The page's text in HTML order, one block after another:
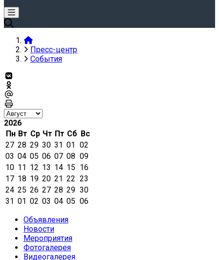
Пресс-центр
События
2026
Пн Вт Ср Чт Пт Сб Вс
27 28 29 30 31 01 02
03 04 05 06 07 08 09
10 11 12 13 14 15 16
17 18 19 20 21 22 23
24 25 26 27 28 29 30
31 01 02 03 04 05 06
Объявления
Новости
Мероприятия
Фотогалерея
Видеогалерея